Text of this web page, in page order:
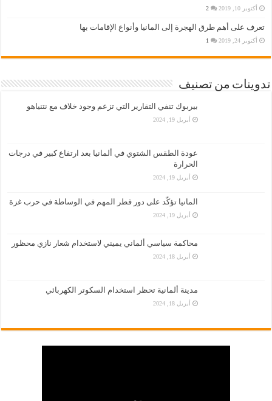
أكتوبر 10, 2019 2
تعرف على أهم طرق الهجرة إلى المانيا وأنواع الإقامات بها
أكتوبر 24, 2019 1
تدوينات من تصنيف
بيربوك تنفي التقارير التي تزعم وجود خلاف مع نتنياهو
أبريل 19, 2024
عودة الطقس الشتوي في ألمانيا بعد ارتفاع كبير في درجات
الحرارة
أبريل 19, 2024
المانيا تؤكّد على دور قطر المهم في الوساطة في حرب غزة
أبريل 19, 2024
محاكمة سياسي ألماني يميني لاستخدام شعار نازي محظور
أبريل 18, 2024
مدينة ألمانية تحظر استخدام السكوتر الكهربائي
أبريل 18, 2024